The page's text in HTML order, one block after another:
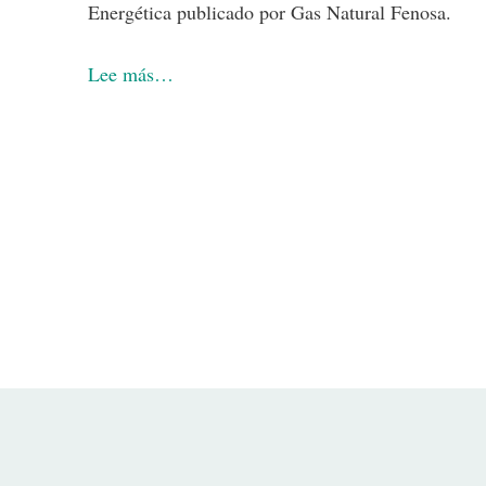
Energética publicado por Gas Natural Fenosa.
Lee más…